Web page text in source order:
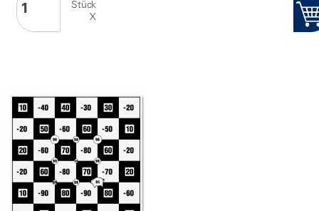
Stück
X